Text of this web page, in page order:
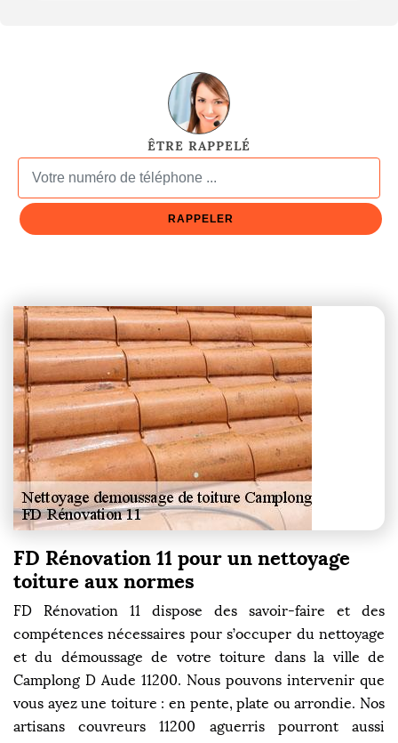
ÊTRE RAPPELÉ
FD Rénovation 11 pour un nettoyage
toiture aux normes
FD Rénovation 11 dispose des savoir-faire et des
compétences nécessaires pour s’occuper du nettoyage
et du démoussage de votre toiture dans la ville de
Camplong D Aude 11200. Nous pouvons intervenir que
vous ayez une toiture : en pente, plate ou arrondie. Nos
artisans couvreurs 11200 aguerris pourront aussi